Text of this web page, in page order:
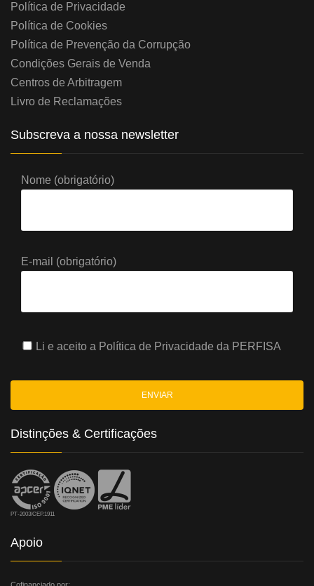
Política de Privacidade
Política de Cookies
Política de Prevenção da Corrupção
Condições Gerais de Venda
Centros de Arbitragem
Livro de Reclamações
Subscreva a nossa newsletter
Nome (obrigatório)
E-mail (obrigatório)
Li e aceito a Política de Privacidade da PERFISA
Distinções & Certificações
PT-2003/CEP.1911
Apoio